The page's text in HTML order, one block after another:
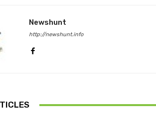
Newshunt
http://newshunt.info